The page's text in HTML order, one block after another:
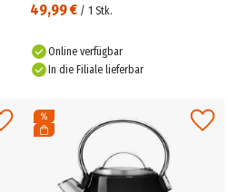
49,99 € / 1 Stk.
Online verfügbar
In die Filiale lieferbar